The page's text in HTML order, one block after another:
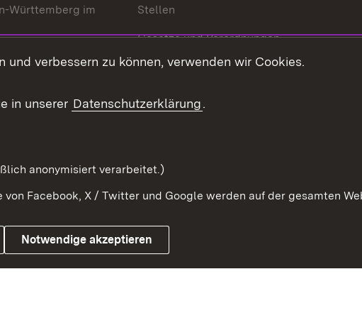
Württemberg im
und der Welt
Stellen
Gesetze und Verordnungen
Gesetzblatt
Impressum
verbessern zu können, verwenden wir Cookies.
in unserer Datenschutzerklärung.
anonymisiert verarbeitet.)
Facebook, X / Twitter und Google werden auf der gesamten
Notwendige akzeptieren